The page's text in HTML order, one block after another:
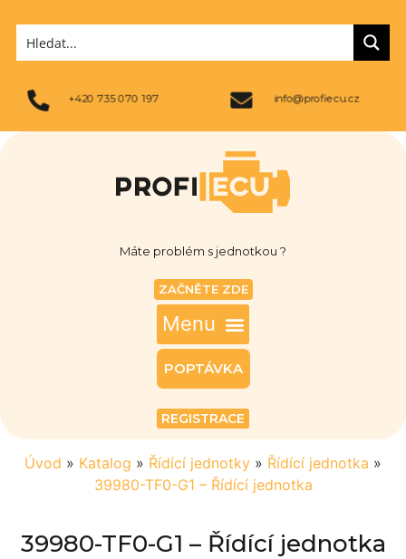
+420 735 070 197 info@profiecu.cz
Máte problém s jednotkou ?
ZAČNĚTE ZDE
POPTÁVKA
REGISTRACE
Úvod » Katalog » Řídící jednotky » Řídící jednotka »
39980-TF0-G1 – Řídící jednotka
39980-TF0-G1 – Řídící jednotka